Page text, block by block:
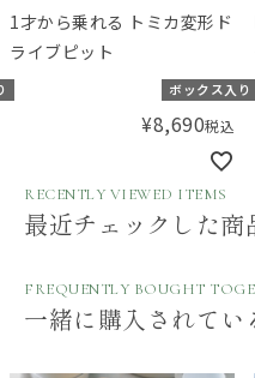
1才から乗れる トミカ変形ド
ライブピット
ボックス入り
¥8,690税込
RECENTLY VIEWED ITEMS
最近チェックした商
FREQUENTLY BOUGHT
一緒に購入されてい